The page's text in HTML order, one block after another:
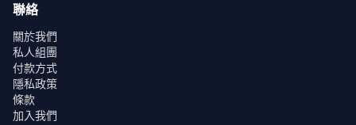
聯絡
關於我們
私人組團
付款方式
隱私政策
條款
加入我們